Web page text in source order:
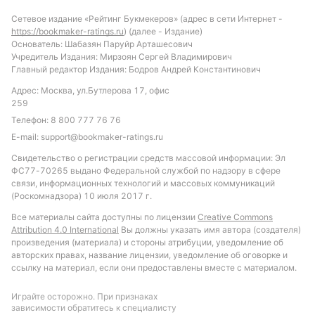
Сетевое издание «Рейтинг Букмекеров» (адрес в сети Интернет -
https://bookmaker-ratings.ru) (далее - Издание)
Основатель: Шабазян Паруйр Арташесович
Учредитель Издания: Мирзоян Сергей Владимирович
Главный редактор Издания: Бодров Андрей Константинович
Адрес: Москва, ул.Бутлерова 17, офис
259
Телефон: 8 800 777 76 76
E-mail: support@bookmaker-ratings.ru
Свидетельство о регистрации средств массовой информации: Эл
ФС77-70265 выдано Федеральной службой по надзору в сфере
связи, информационных технологий и массовых коммуникаций
(Роскомнадзора) 10 июля 2017 г.
Все материалы сайта доступны по лицензии Creative Commons
Attribution 4.0 International Вы должны указать имя автора (создателя)
произведения (материала) и стороны атрибуции, уведомление об
авторских правах, название лицензии, уведомление об оговорке и
ссылку на материал, если они предоставлены вместе с материалом.
Играйте осторожно. При признаках
зависимости обратитесь к специалисту